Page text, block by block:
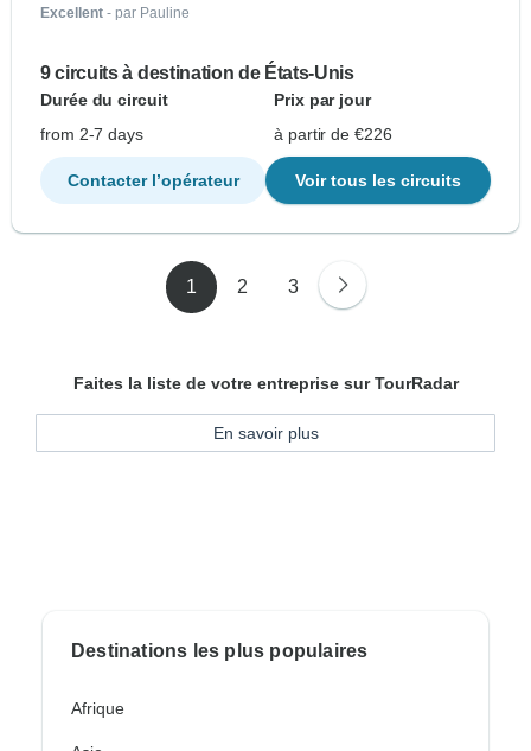
Excellent - par Pauline
9 circuits à destination de États-Unis
Durée du circuit
Prix par jour
from 2-7 days
à partir de €226
Contacter l’opérateur Voir tous les circuits
1 2 3
Faites la liste de votre entreprise sur TourRadar
En savoir plus
Destinations les plus populaires
Afrique